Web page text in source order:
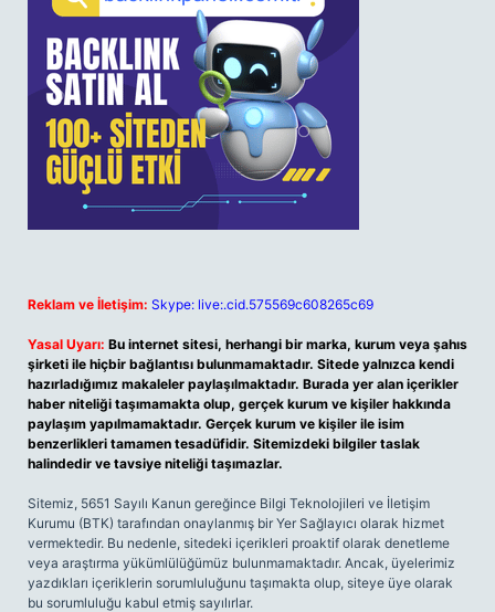
Reklam ve İletişim: Skype: live:.cid.575569c608265c69
Yasal Uyarı: Bu internet sitesi, herhangi bir marka, kurum veya şahıs
şirketi ile hiçbir bağlantısı bulunmamaktadır. Sitede yalnızca kendi
hazırladığımız makaleler paylaşılmaktadır. Burada yer alan içerikler
haber niteliği taşımamakta olup, gerçek kurum ve kişiler hakkında
paylaşım yapılmamaktadır. Gerçek kurum ve kişiler ile isim
benzerlikleri tamamen tesadüfidir. Sitemizdeki bilgiler taslak
halindedir ve tavsiye niteliği taşımazlar.
Sitemiz, 5651 Sayılı Kanun gereğince Bilgi Teknolojileri ve İletişim
Kurumu (BTK) tarafından onaylanmış bir Yer Sağlayıcı olarak hizmet
vermektedir. Bu nedenle, sitedeki içerikleri proaktif olarak denetleme
veya araştırma yükümlülüğümüz bulunmamaktadır. Ancak, üyelerimiz
yazdıkları içeriklerin sorumluluğunu taşımakta olup, siteye üye olarak
bu sorumluluğu kabul etmiş sayılırlar.